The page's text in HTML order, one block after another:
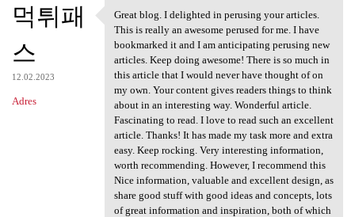
먹튀패
스
12.02.2023
Adres
Great blog. I delighted in
Great blog. I delighted in perusing your articles.
This is really an awesome perused for me. I have
bookmarked it and I am anticipating perusing new
articles. Keep doing awesome! There is so much in
this article that I would never have thought of on
my own. Your content gives readers things to think
about in an interesting way. Wonderful article.
Fascinating to read. I love to read such an excellent
article. Thanks! It has made my task more and extra
easy. Keep rocking. Very interesting information,
worth recommending. However, I recommend this
Nice information, valuable and excellent design, as
share good stuff with good ideas and concepts, lots
of great information and inspiration, both of which